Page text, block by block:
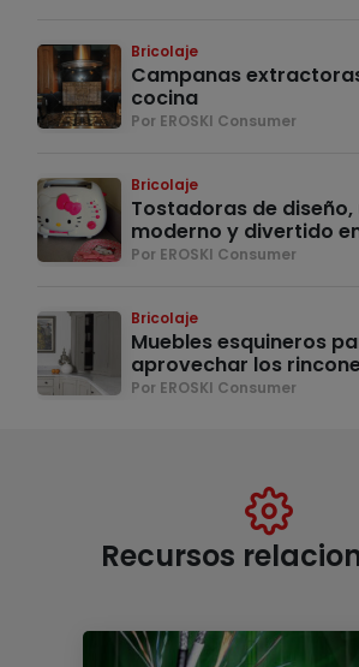
Bricolaje
Campanas
cocina
Por EROSKI Consumer
Bricolaje
Tostadoras de
moderno y divertido
Por EROSKI Consumer
Bricolaje
Muebles esquineros
aprovechar los
Por EROSKI Consumer
Recursos